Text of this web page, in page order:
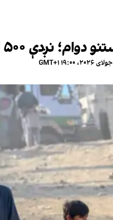
کورنۍ په جبري ډول هېواد ته ستنې کړل شوي